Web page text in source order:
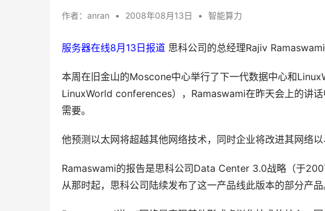
作者： anran • 2008年08月13日 • 智能算力
服务器在线8月13日报道 思科公司的总经理Rajiv
本周在旧金山的Moscone中心举行了下一代数据中心和
LinuxWorld conferences），Ramaswami在昨天会上的讲
需要。
他预测以太网将超越其他网络技术，同时企业将改进其网络以
Ramaswami的报告是思科公司Data Center 3.0战略（于
从那时起，思科公司陆续发布了这一产品线此版本的部分产品